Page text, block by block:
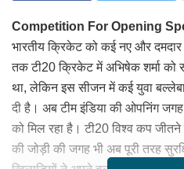
Competition For Opening
भारतीय क्रिकेट को कई नए और
तक टी20 क्रिकेट में अभिषेक शर्मा को
था, लेकिन इस सीजन में कई युवा
दी है। अब टीम इंडिया की ओपनिंग
को मिल रहा है। टी20 विश्व कप
की जोड़ी की जगह भी अब पूरी तरह